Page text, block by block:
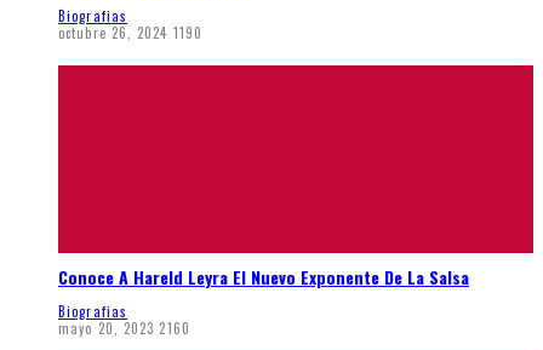
Biografias
octubre 26, 2024 1190
Conoce A Hareld Leyra El Nuevo Exponente De La Salsa
Biografias
mayo 20, 2023 2160